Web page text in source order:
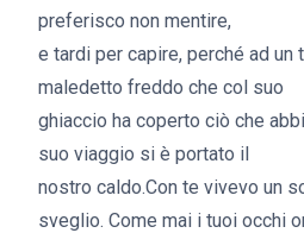
preferisco non mentire,
e tardi per capire, perché ad un
maledetto freddo che col suo
ghiaccio ha coperto ciò che
suo viaggio si è portato il
nostro caldo.Con te vivevo un
sveglio. Come mai i tuoi occhi